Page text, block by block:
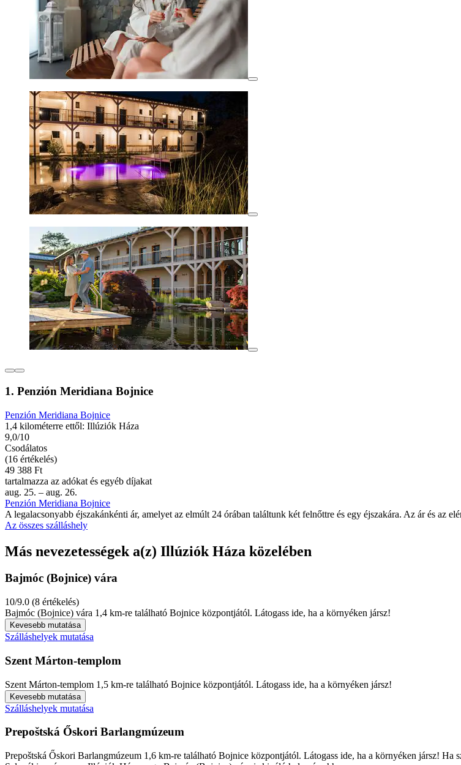
1. Penzión Meridiana Bojnice
Penzión Meridiana Bojnice
1,4 kilométerre ettől: Illúziók Háza
9,0/10
Csodálatos
(16 értékelés)
49 388 Ft
tartalmazza az adókat és egyéb díjakat
aug. 25. – aug. 26.
Penzión Meridiana Bojnice
A legalacsonyabb éjszakánkénti ár, amelyet az elmúlt 24 órában találtunk két felnőttre és egy éjszakára. Az ár és az
Az összes szálláshely
Más nevezetességek a(z) Illúziók Háza közelében
Bajmóc (Bojnice) vára
10/9.0 (8 értékelés)
Bajmóc (Bojnice) vára 1,4 km-re található Bojnice központjától. Látogass ide, ha a környéken jársz!
Kevesebb mutatása
Szálláshelyek mutatása
Szent Márton-templom
Szent Márton-templom 1,5 km-re található Bojnice központjától. Látogass ide, ha a környéken jársz!
Kevesebb mutatása
Szálláshelyek mutatása
Prepoštská Őskori Barlangmúzeum
Prepoštská Őskori Barlangmúzeum 1,6 km-re található Bojnice központjától. Látogass ide, ha a környéken jársz!